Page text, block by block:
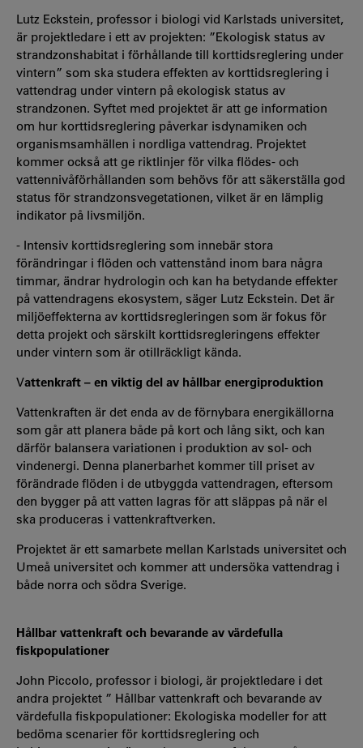
Lutz Eckstein, professor i biologi vid Karlstads universitet,
är projektledare i ett av projekten: ”Ekologisk status av
strandzonshabitat i förhållande till korttidsreglering under
vintern” som ska studera effekten av korttidsreglering i
vattendrag under vintern på ekologisk status av
strandzonen. Syftet med projektet är att ge information
om hur korttidsreglering påverkar isdynamiken och
organismsamhällen i nordliga vattendrag. Projektet
kommer också att ge riktlinjer för vilka flödes- och
vattennivåförhållanden som behövs för att säkerställa god
status för strandzonsvegetationen, vilket är en lämplig
indikator på livsmiljön.
- Intensiv korttidsreglering som innebär stora
förändringar i flöden och vattenstånd inom bara några
timmar, ändrar hydrologin och kan ha betydande effekter
på vattendragens ekosystem, säger Lutz Eckstein. Det är
miljöeffekterna av korttidsregleringen som är fokus för
detta projekt och särskilt korttidsregleringens effekter
under vintern som är otillräckligt kända.
Vattenkraft – en viktig del av hållbar energiproduktion
Vattenkraften är det enda av de förnybara energikällorna
som går att planera både på kort och lång sikt, och kan
därför balansera variationen i produktion av sol- och
vindenergi. Denna planerbarhet kommer till priset av
förändrade flöden i de utbyggda vattendragen, eftersom
den bygger på att vatten lagras för att släppas på när el
ska produceras i vattenkraftverken.
Projektet är ett samarbete mellan Karlstads universitet och
Umeå universitet och kommer att undersöka vattendrag i
både norra och södra Sverige.
Hållbar vattenkraft och bevarande av värdefulla
fiskpopulationer
John Piccolo, professor i biologi, är projektledare i det
andra projektet ” Hållbar vattenkraft och bevarande av
värdefulla fiskpopulationer: Ekologiska modeller for att
bedöma scenarier för korttidsreglering och